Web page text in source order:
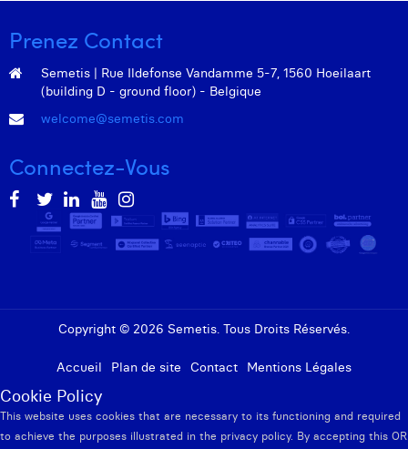
Prenez Contact
Semetis | Rue Ildefonse Vandamme 5-7, 1560 Hoeilaart
(building D - ground floor) - Belgique
welcome@semetis.com
Connectez-Vous
Copyright © 2026 Semetis. Tous Droits Réservés.
Accueil Plan de site Contact Mentions Légales
Cookie Policy
This website uses cookies that are necessary to its functioning and required
to achieve the purposes illustrated in the privacy policy. By accepting this OR